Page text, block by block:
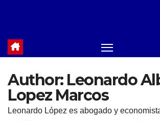
Author: Leonardo
Lopez Marcos
Leonardo López es abogado y